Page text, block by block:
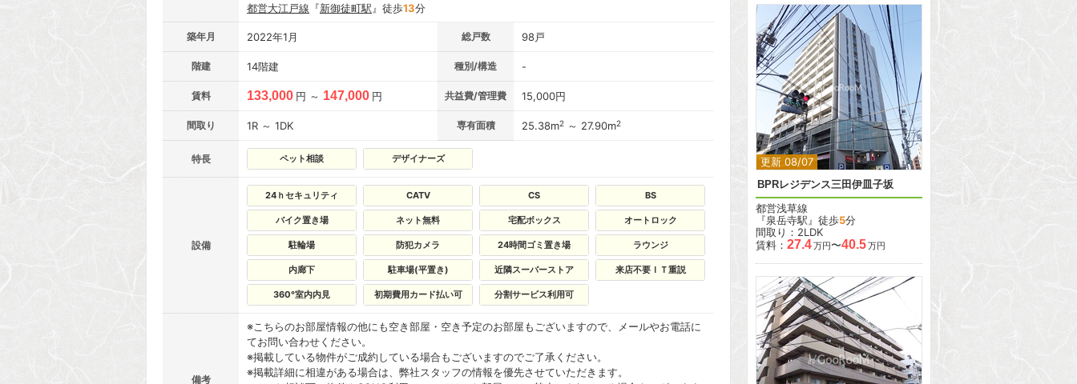
都営大江戸線 『新御徒町駅 』徒歩13分
築年月 2022年1月 総戸数 98戸
階建 14階建 種別/構造 -
賃料 133,000 円 ～ 147,000 円 共益費/管理費 15,000円
間取り 1R ～ 1DK 専有面積 25.38m2 ～ 27.90m2
特長 ペット相談 デザイナーズ
設備
24ｈセキュリティ CATV CS BS
バイク置き場 ネット無料 宅配ボックス オートロック
駐輪場 防犯カメラ 24時間ゴミ置き場 ラウンジ
内廊下 駐車場(平置き) 近隣スーパーストア 来店不要ＩＴ重説
360°室内内見 初期費用カード払い可 分割サービス利用可
備考
※こちらのお部屋情報の他にも空き部屋・空き予定のお部屋もございますので、メールやお電話に
てお問い合わせください。
※掲載している物件がご成約している場合もございますのでご了承ください。
※掲載詳細に相違がある場合は、弊社スタッフの情報を優先させていただきます。
更新 08/07
2 2
BPRレジデンス三田伊皿子坂
都営浅草線
『泉岳寺駅』徒歩5分
間取り：2LDK
賃料： 27.4万円〜40.5万円
2